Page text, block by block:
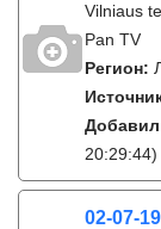
Vilniaus
Pan TV
Регион:
Добавил
20:29:44)
02-07-